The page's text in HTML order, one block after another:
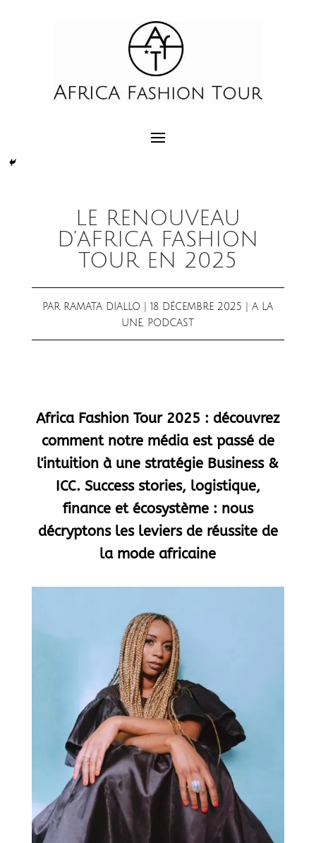
LE RENOUVEAU
D’AFRICA FASHION
TOUR EN 2025
PAR RAMATA DIALLO |18 DÉCEMBRE 2025 |A LA
UNE, PODCAST
Africa Fashion Tour 2025 : découvrez
comment notre média est passé de
l'intuition à une stratégie Business &
ICC. Success stories, logistique,
finance et écosystème : nous
décryptons les leviers de réussite de
la mode africaine